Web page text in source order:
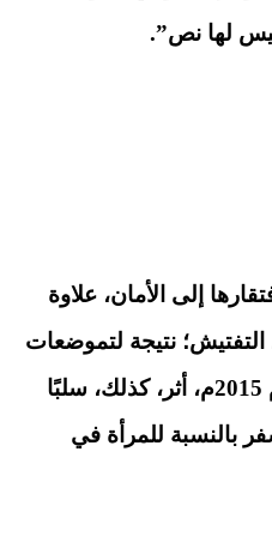
لها نص”.
إلى الأمان، علاوة
التفتيش؛ نتيجة لتموضعات
2015م، أثر، كذلك، سلبًا
بالنسبة للمرأة في